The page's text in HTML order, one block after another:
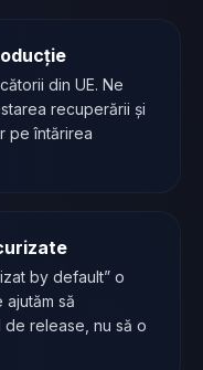
din UE. Ne
recuperării și
pe întărirea
by default” o
să
de release, nu să o